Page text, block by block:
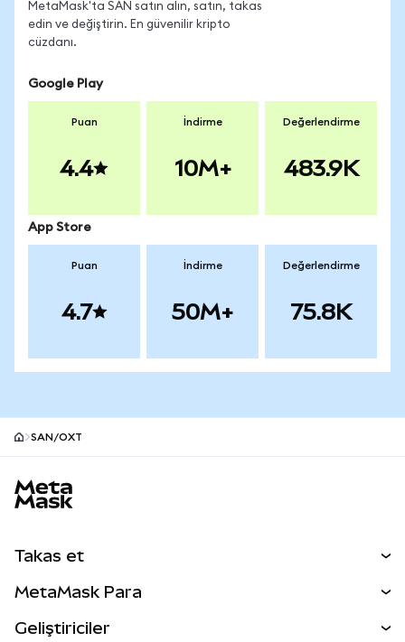
MetaMask'ta SAN satın alın, satın, takas
edin ve değiştirin. En güvenilir kripto
cüzdanı.
Google Play
Puan
4.4
İndirme
10M+
Değerlendirme
483.9K
App Store
Puan
4.7
İndirme
50M+
Değerlendirme
75.8K
SAN/OXT
Takas et
MetaMask Para
Geliştiriciler